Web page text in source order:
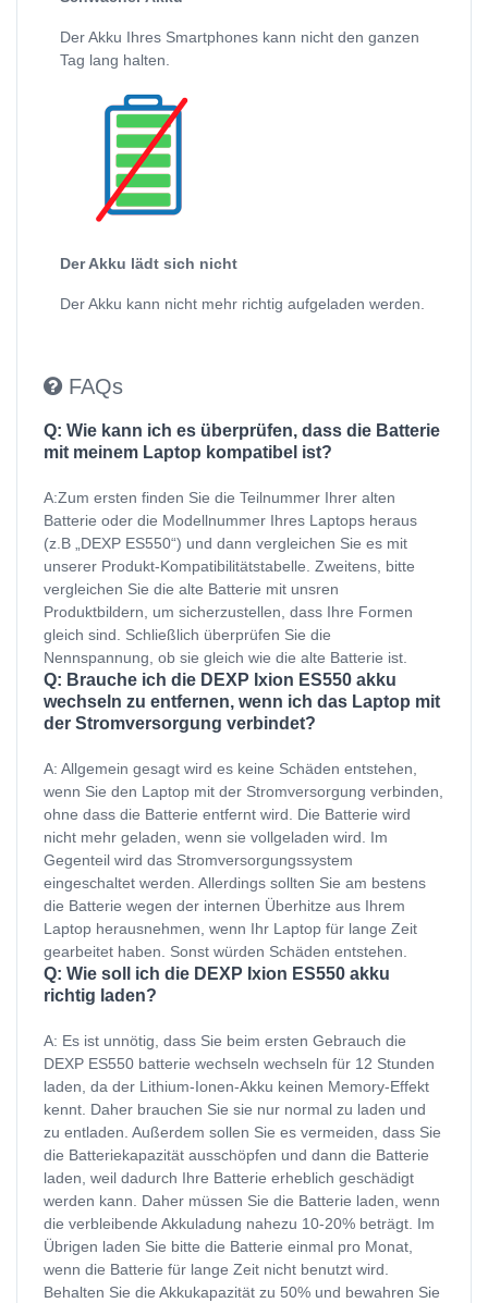
Der Akku Ihres Smartphones kann nicht den ganzen
Tag lang halten.
Der Akku lädt sich nicht
Der Akku kann nicht mehr richtig aufgeladen werden.
FAQs
Q: Wie kann ich es überprüfen, dass die Batterie
mit meinem Laptop kompatibel ist?
A:Zum ersten finden Sie die Teilnummer Ihrer alten
Batterie oder die Modellnummer Ihres Laptops heraus
(z.B „DEXP ES550“) und dann vergleichen Sie es mit
unserer Produkt-Kompatibilitätstabelle. Zweitens, bitte
vergleichen Sie die alte Batterie mit unsren
Produktbildern, um sicherzustellen, dass Ihre Formen
gleich sind. Schließlich überprüfen Sie die
Nennspannung, ob sie gleich wie die alte Batterie ist.
Q: Brauche ich die DEXP Ixion ES550 akku
wechseln zu entfernen, wenn ich das Laptop mit
der Stromversorgung verbindet?
A: Allgemein gesagt wird es keine Schäden entstehen,
wenn Sie den Laptop mit der Stromversorgung verbinden,
ohne dass die Batterie entfernt wird. Die Batterie wird
nicht mehr geladen, wenn sie vollgeladen wird. Im
Gegenteil wird das Stromversorgungssystem
eingeschaltet werden. Allerdings sollten Sie am bestens
die Batterie wegen der internen Überhitze aus Ihrem
Laptop herausnehmen, wenn Ihr Laptop für lange Zeit
gearbeitet haben. Sonst würden Schäden entstehen.
Q: Wie soll ich die DEXP Ixion ES550 akku
richtig laden?
A: Es ist unnötig, dass Sie beim ersten Gebrauch die
DEXP ES550 batterie wechseln wechseln für 12 Stunden
laden, da der Lithium-Ionen-Akku keinen Memory-Effekt
kennt. Daher brauchen Sie sie nur normal zu laden und
zu entladen. Außerdem sollen Sie es vermeiden, dass Sie
die Batteriekapazität ausschöpfen und dann die Batterie
laden, weil dadurch Ihre Batterie erheblich geschädigt
werden kann. Daher müssen Sie die Batterie laden, wenn
die verbleibende Akkuladung nahezu 10-20% beträgt. Im
Übrigen laden Sie bitte die Batterie einmal pro Monat,
wenn die Batterie für lange Zeit nicht benutzt wird.
Behalten Sie die Akkukapazität zu 50% und bewahren Sie